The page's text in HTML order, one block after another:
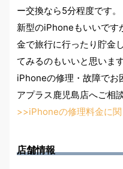
ー交換なら5分程度です。
新型のiPhoneもいいです
金で旅行に行ったり貯金
てみるのもいいと思いま
iPhoneの修理・故障でお
アプラス鹿児島店へご相
>>iPhoneの修理料金に
店舗情報